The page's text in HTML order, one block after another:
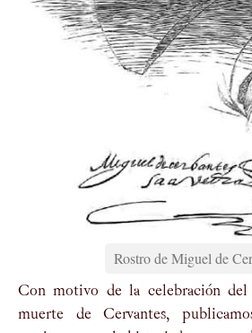
Rostro de Miguel de
Con motivo de la celebración
muerte de Cervantes,